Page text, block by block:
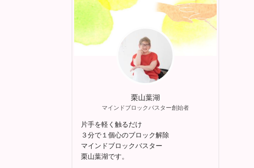
栗山葉湖
マインドブロックバスター創始者
片手を軽く触るだけ
３分で１個心のブロック解除
マインドブロックバスター
栗山葉湖です。